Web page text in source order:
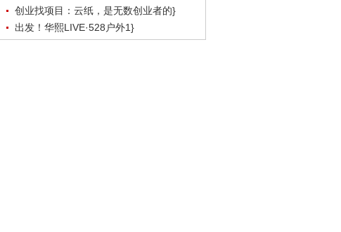
创业找项目：云纸，是无数创业者的}
出发！华熙LIVE·528户外1}